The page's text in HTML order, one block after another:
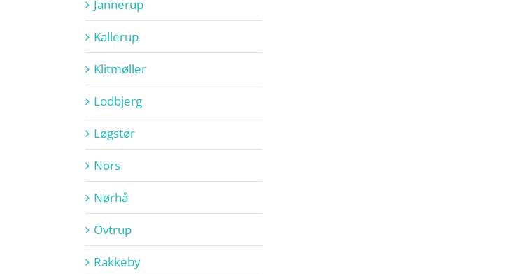
Jannerup
Kallerup
Klitmøller
Lodbjerg
Løgstør
Nors
Nørhå
Ovtrup
Rakkeby